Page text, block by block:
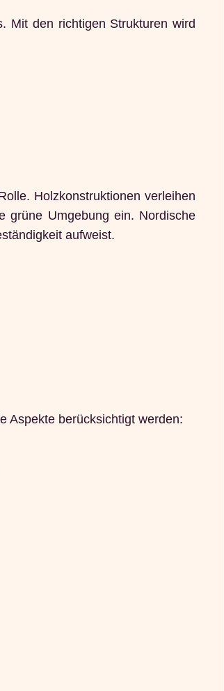
Mit den richtigen Strukturen wird
Holzkonstruktionen verleihen
grüne Umgebung ein. Nordische
aufweist.
Aspekte berücksichtigt werden: